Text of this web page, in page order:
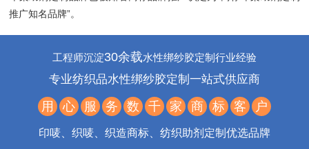
推广知名品牌”。
工程师沉淀30余载水性绑纱胶定制行业经验
专业纺织品水性绑纱胶定制一站式供应商
用 心 服 务 数 千 家 商 标 客 户
印唛、织唛、织造商标、纺织助剂定制优选品牌